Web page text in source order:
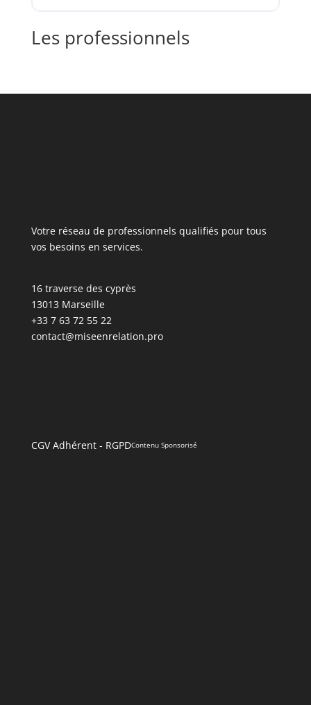
Les professionnels
Votre réseau de professionnels qualifiés pour tous
vos besoins en services.
16 traverse des cyprès
13013 Marseille
+33 7 63 72 55 22
contact@miseenrelation.pro
CGV Adhérent- RGPDContenu Sponsorisé